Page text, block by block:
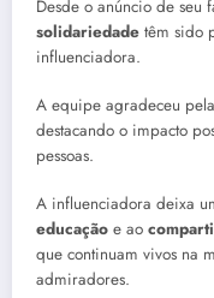
Desde o anúncio de seu
solidariedade têm sido
influenciadora.
A equipe agradeceu
destacando o impacto
pessoas.
A influenciadora deixa
educação e ao
que continuam vivos na
admiradores.